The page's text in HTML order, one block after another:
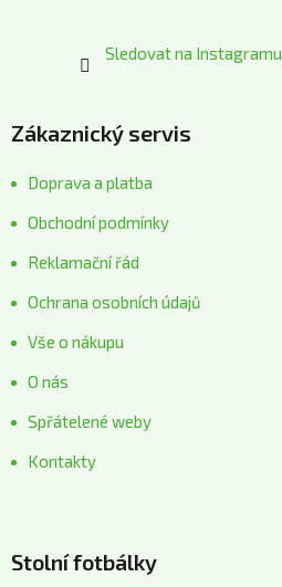
Sledovat na Instagramu
Zákaznický servis
Doprava a platba
Obchodní podmínky
Reklamační řád
Ochrana osobních údajů
Vše o nákupu
O nás
Spřátelené weby
Kontakty
Stolní fotbálky